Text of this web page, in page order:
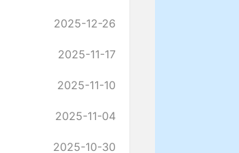
2025-12-26
2025-11-17
2025-11-10
2025-11-04
2025-10-30